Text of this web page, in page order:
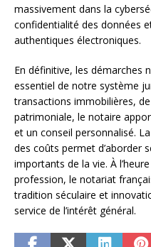
massivement dans la
confidentialité des données
authentiques électroniques.
En définitive, les démarches
essentiel de notre système
transactions immobilières,
patrimoniale, le notaire
et un conseil personnalisé.
des coûts permet d’aborder
importants de la vie. À
profession, le notariat
tradition séculaire et
service de l’intérêt général.